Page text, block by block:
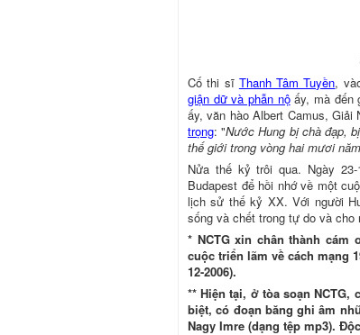
Cố thi sĩ Thanh Tâm Tuyền,
giận dữ và phẫn nộấy, mà đến
ấy, văn hào Albert Camus, Giải
trọng: "Nước Hung bị chà đạp,
thế giới trong vòng hai mươi
Nửa thế kỷ trôi qua. Ngày
Budapest để hồi nhớ về một
lịch sử thế kỷ XX. Với người
sống và chết trong tự do và cho
* NCTG xin chân thành
cuộc triển lãm về cách mạng
12-2006).
** Hiện tại, ở tòa soạn NCTG,
biệt, có đoạn băng ghi âm
Nagy Imre (dạng tệp mp3).